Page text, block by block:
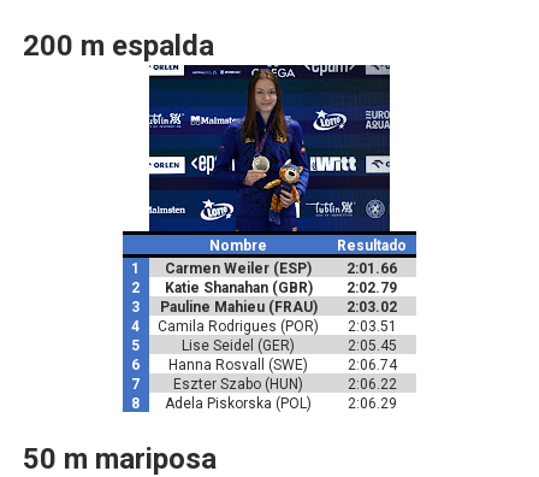
200 m espalda
Nombre
Resultado
1
Carmen Weiler (ESP)
2:01.66
2
Katie Shanahan (GBR)
2:02.79
3
Pauline Mahieu (FRAU)
2:03.02
4
Camila Rodrigues (POR)
2:03.51
5
Lise Seidel (GER)
2:05.45
6
Hanna Rosvall (SWE)
2:06.74
7
Eszter Szabo (HUN)
2:06.22
8
Adela Piskorska (POL) 2:06.29
50 m mariposa